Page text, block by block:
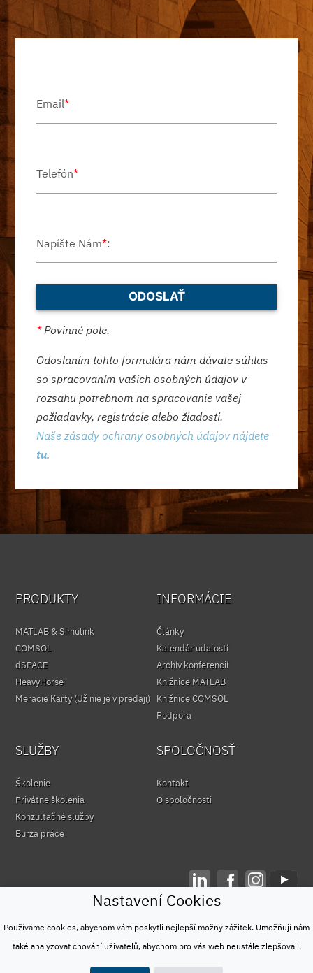
Email*
Telefón*
Napíšte Nám*:
*Povinné pole.
Odoslaním tohto formulára nám dávate súhlas
so spracovaním vašich osobných údajov v
rozsahu potrebnom na spracovanie vašej
požiadavky, registrácie alebo žiadosti.
Naše zásady ochrany osobných údajov nájdete
tu.
Nastavení Cookies
Používáme cookies, abychom vám poskytli nejlepší možný zážitek. Umožňují nám
také analyzovat chování uživatelů, abychom pro vás web neustále zlepšovali.
PRODUKTY
MATLAB & Simulink
COMSOL
dSPACE
HeavyHorse
Meracie Karty (Už nie je v predaji)
INFORMÁCIE
Články
Kalendár udalostí
Archív konferencií
Knižnice MATLAB
Knižnice COMSOL
Podpora
SLUŽBY
Školenie
Privátne školenia
Konzultačné služby
Burza práce
SPOLOČNOSŤ
Kontakt
O spoločnosti
© HUMUSOFT 1991 - 2026
Ochrana osobných údajov
&